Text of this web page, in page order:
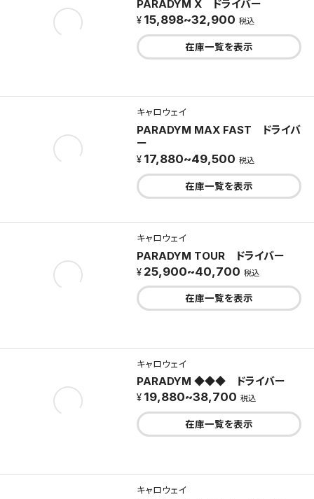
PARADYM X ドライバー
15,898~32,900 税込
在庫一覧を表示
キャロウェイ
PARADYM MAX FAST ドライバ
ー
17,880~49,500 税込
在庫一覧を表示
キャロウェイ
PARADYM TOUR ドライバー
25,900~40,700 税込
在庫一覧を表示
キャロウェイ
PARADYM ◆◆◆ ドライバー
19,880~38,700 税込
在庫一覧を表示
キャロウェイ